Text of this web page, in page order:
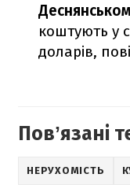
коштують у
доларів,
Повʼязані
НЕРУХОМІСТЬ